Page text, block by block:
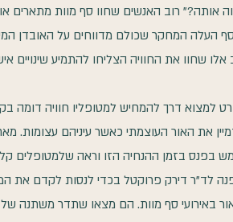
אותה?" רוב האנשים שחוו סף מוות מתארים
העלה המחקר שכולם מדווחים על האובדן
שחוו את החוויה הצליחו להתמיע שינויים
דרך להמחיש למטופליו חוויה דומה
את האור העוצמתי כאשר עיניהם עצומות.
בזמן ההנחיה הזו וראה שלמטופלים קל
לד"ר דירק פרוקטל בכדי לנסות לקדם את
באירועי סף מוות. הם מצאו שתדר משתנה של